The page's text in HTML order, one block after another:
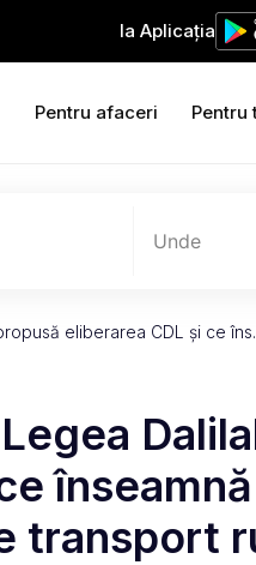
Ia Aplicația
Pentru afaceri Pentru
Unde
eliberarea CDL și ce
transport